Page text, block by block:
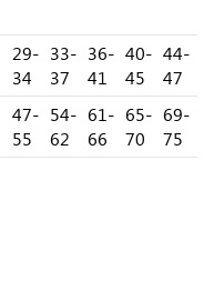
29-
34
33-
37
36-
41
40-
45
44-
47
47-
55
54-
62
61-
66
65-
70
69-
75